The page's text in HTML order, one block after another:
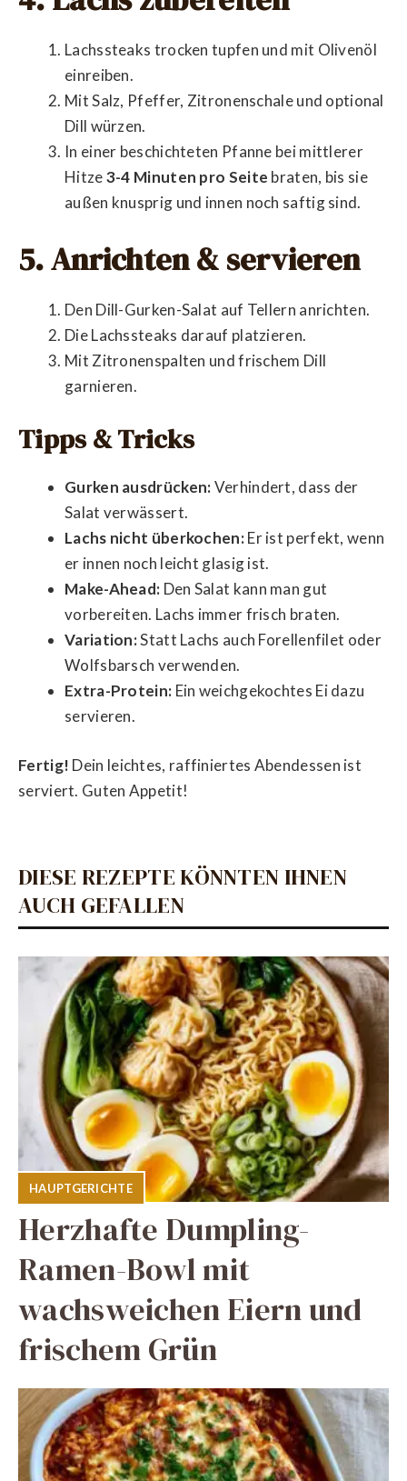
Lachssteaks trocken tupfen und mit Olivenöl
einreiben.
Mit Salz, Pfeffer, Zitronenschale und optional
Dill würzen.
In einer beschichteten Pfanne bei mittlerer
Hitze3-4 Minuten pro Seite braten, bis sie
außen knusprig und innen noch saftig sind.
5. Anrichten & servieren
Den Dill-Gurken-Salat auf Tellern anrichten.
Die Lachssteaks darauf platzieren.
Mit Zitronenspalten und frischem Dill
garnieren.
Tipps & Tricks
Gurken ausdrücken:Verhindert, dass der
Salat verwässert.
Lachs nicht überkochen:Er ist perfekt, wenn
er innen noch leicht glasig ist.
Make-Ahead: Den Salat kann man gut
vorbereiten. Lachs immer frisch braten.
Variation:Statt Lachs auch Forellenfilet oder
Wolfsbarsch verwenden.
Extra-Protein: Ein weichgekochtes Ei dazu
servieren.
Fertig! Dein leichtes, raffiniertes Abendessen ist
serviert. Guten Appetit!
DIESE REZEPTE KÖNNTEN IHNEN
AUCH GEFALLEN
HAUPTGERICHTE
Herzhafte Dumpling-
Ramen-Bowl mit
wachsweichen Eiern und
frischem Grün